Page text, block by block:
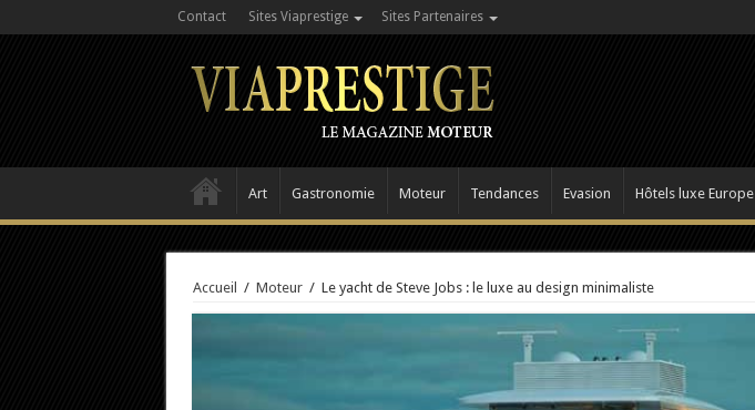
Contact Sites Viaprestige Sites Partenaires
Art Gastronomie Moteur Tendances Evasion Hôtels luxe Europe
Accueil / Moteur / Le yacht de Steve Jobs : le luxe au design minimaliste